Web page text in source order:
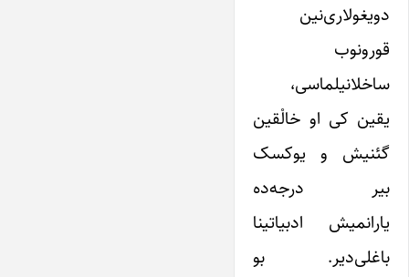
دویغولارى‌نین
قورونوب
ساخلانیلماسى،
یقین کی او خالْقین
گئنیش و یوکسک
بیر درجه‌ده
یارانمیش ادبیاتینا
باغلی‌دیر. بو